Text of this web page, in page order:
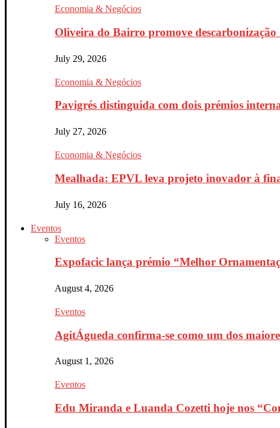
Economia & Negócios
Oliveira do Bairro promove descarbonização
July 29, 2026
Economia & Negócios
Pavigrés distinguida com dois prémios
July 27, 2026
Economia & Negócios
Mealhada: EPVL leva projeto inovador à
July 16, 2026
Eventos
Eventos
Expofacic lança prémio “Melhor
August 4, 2026
Eventos
AgitÁgueda confirma-se como um dos
August 1, 2026
Eventos
Edu Miranda e Luanda Cozetti hoje nos